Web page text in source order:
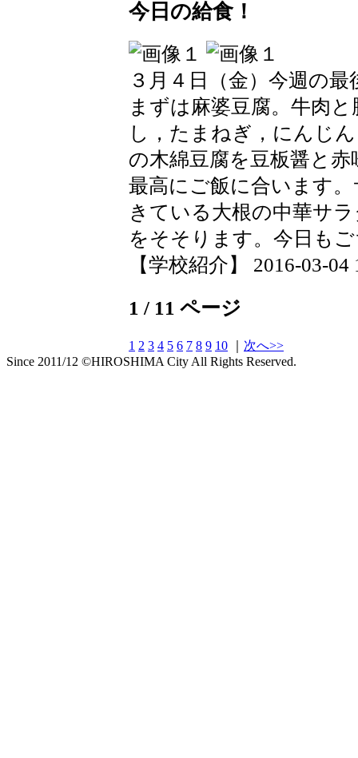
今日の給食！
３月４日（金）今週の
まずは麻婆豆腐。牛肉
し，たまねぎ，にんじ
の木綿豆腐を豆板醤と
最高にご飯に合います
きている大根の中華サ
をそそります。今日も
【学校紹介】 2016-03-04
1 / 11 ページ
1 2 3 4 5 6 7 8 9 10
次へ>>
Since 2011/12 ©HIROSHIMA City All Rights Reserved.